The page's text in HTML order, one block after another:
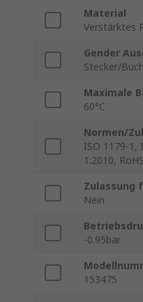
Material
Verstärktes
Gender
Stecker/
Maximale
60°C
Normen/
ISO 1179-1,
1:2010, RoHS
Zulassung
Nein
-0.95bar
153475